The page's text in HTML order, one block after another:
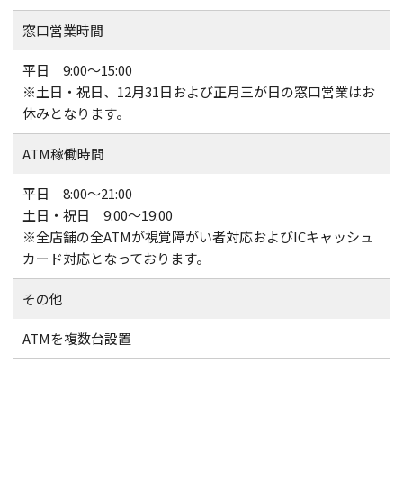
窓口営業時間
平日 9:00～15:00
※土日・祝日、12月31日および正月三が日の窓口営業はお
休みとなります。
ATM稼働時間
平日 8:00～21:00
土日・祝日 9:00～19:00
※全店舗の全ATMが視覚障がい者対応およびICキャッシュ
カード対応となっております。
その他
ATMを複数台設置